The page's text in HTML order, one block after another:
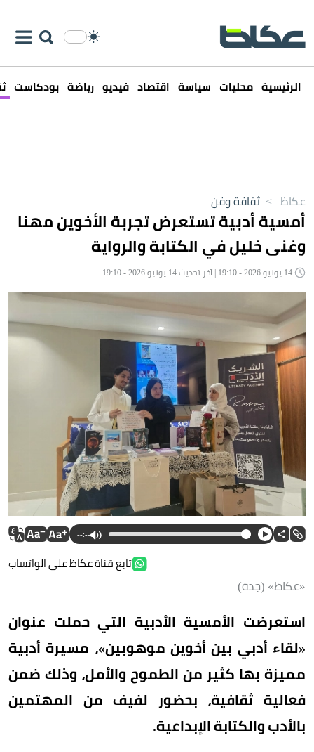
الرئيسية محليات سياسة اقتصاد فيديو رياضة بودكاست
عكاظ > ثقافة وفن
أمسية أدبية تستعرض تجربة الأخوين مهنا
وغنى خليل في الكتابة والرواية
--:--
تابع قناة عكاظ على الواتساب
«عكاظ» (جدة)
استعرضت الأمسية الأدبية التي حملت عنوان
«لقاء أدبي بين أخوين موهوبين»، مسيرة أدبية
مميزة بها كثير من الطموح والأمل، وذلك ضمن
فعالية ثقافية، بحضور لفيف من المهتمين
بالأدب والكتابة الإبداعية.